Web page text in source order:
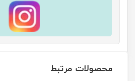
محصولات مرتبط